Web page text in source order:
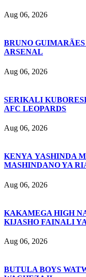
Aug 06, 2026
BRUNO
ARSENAL
Aug 06, 2026
SERIKALI
AFC LEOPARDS
Aug 06, 2026
KENYA YASHINDA
MASHINDANO YA
Aug 06, 2026
KAKAMEGA HIGH
KIJASHO FAINALI
Aug 06, 2026
BUTULA BOYS